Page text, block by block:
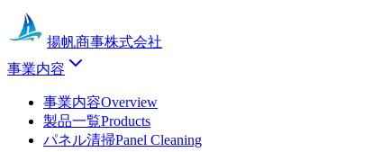
揚帆商事株式会社
事業内容
事業内容Overview
製品一覧Products
パネル清掃Panel Cleaning